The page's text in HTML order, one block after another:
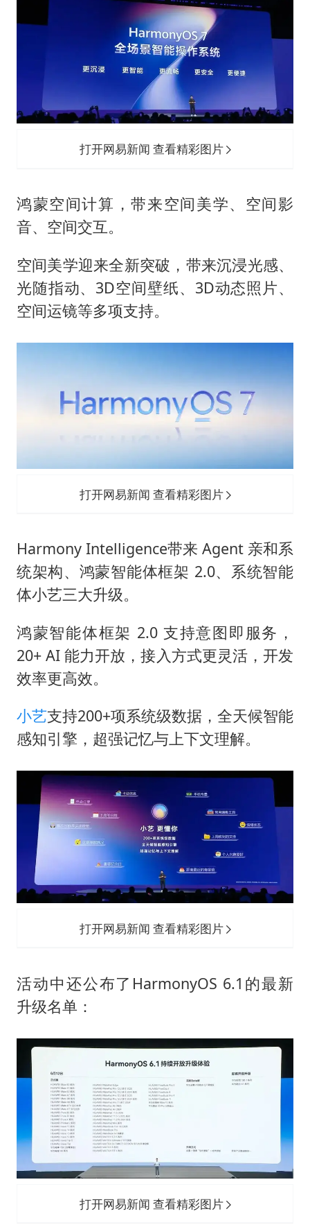
打开网易新闻 查看精彩图片
鸿蒙空间计算，带来空间美学、空间影
音、空间交互。
空间美学迎来全新突破，带来沉浸光感、
光随指动、3D空间壁纸、3D动态照片、
空间运镜等多项支持。
打开网易新闻 查看精彩图片
Harmony Intelligence带来 Agent 亲和系
统架构、鸿蒙智能体框架 2.0、系统智能
体小艺三大升级。
鸿蒙智能体框架 2.0 支持意图即服务，
20+ AI 能力开放，接入方式更灵活，开发
效率更高效。
小艺支持200+项系统级数据，全天候智能
感知引擎，超强记忆与上下文理解。
打开网易新闻 查看精彩图片
活动中还公布了HarmonyOS 6.1的最新
升级名单：
打开网易新闻 查看精彩图片